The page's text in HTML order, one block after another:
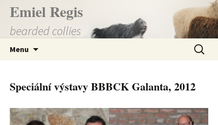
Přejít
obsahu
Emiel Regis
bearded collies
Menu
Speciální výstavy BBBCK Galanta, 2012